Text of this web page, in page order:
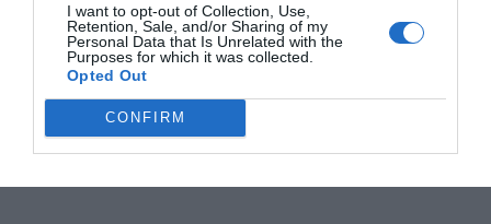
I want to opt-out of Collection, Use,
Retention, Sale, and/or Sharing of my
Personal Data that Is Unrelated with the
Purposes for which it was collected.
Opted Out
CONFIRM